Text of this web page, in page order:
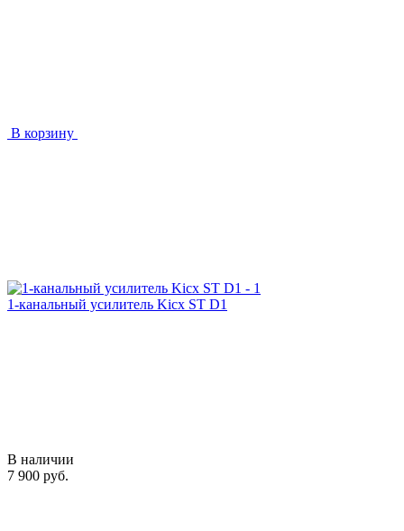
В корзину
1-канальный усилитель Kicx ST D1
В наличии
7 900 руб.